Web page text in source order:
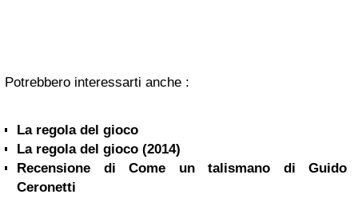
Potrebbero interessarti anche :
La regola del gioco
La regola del gioco (2014)
Recensione di Come un talismano di Guido
Ceronetti